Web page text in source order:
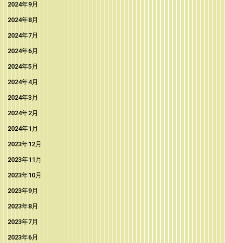
2024年9月
2024年8月
2024年7月
2024年6月
2024年5月
2024年4月
2024年3月
2024年2月
2024年1月
2023年12月
2023年11月
2023年10月
2023年9月
2023年8月
2023年7月
2023年6月